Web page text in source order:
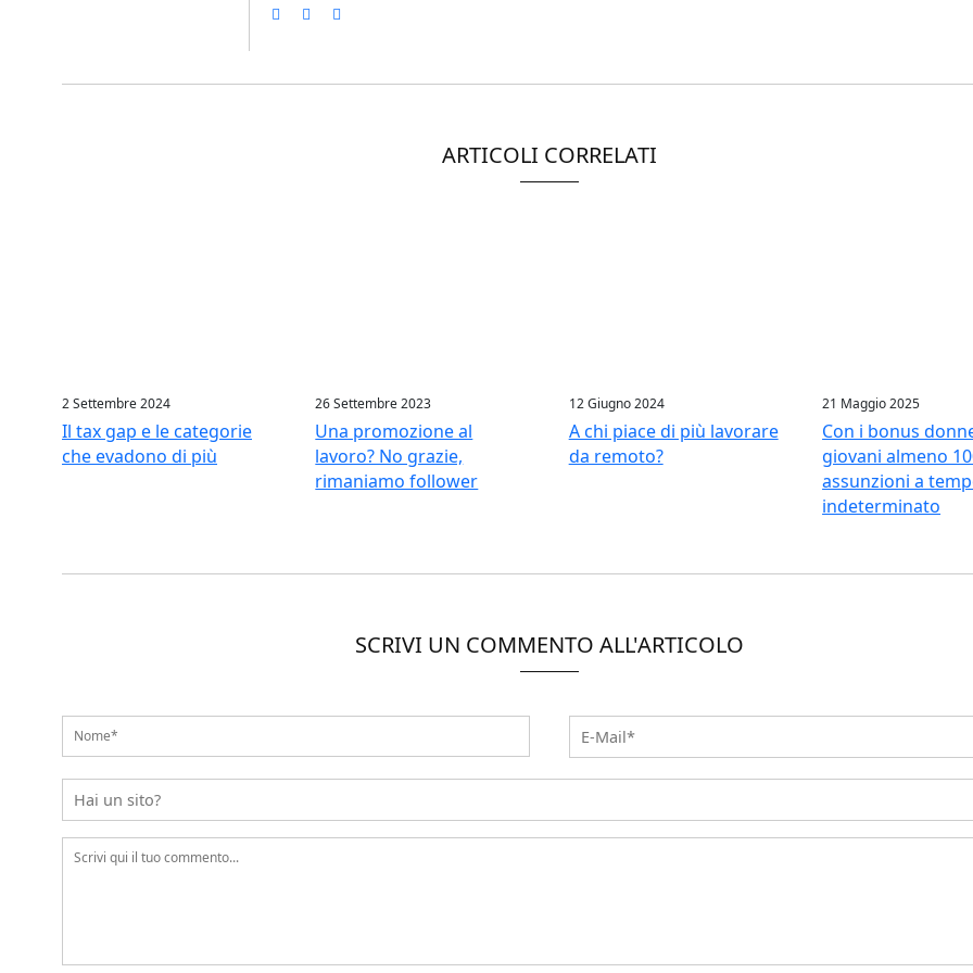
ARTICOLI CORRELATI
2 Settembre 2024
Il tax gap e le categorie
che evadono di più
26 Settembre 2023
Una promozione al
lavoro? No grazie,
rimaniamo follower
12 Giugno 2024
A chi piace di più lavorare
da remoto?
21 Maggio 2025
Con i bonus
giovani almeno
assunzioni a
indeterminato
SCRIVI UN COMMENTO ALL'ARTICOLO